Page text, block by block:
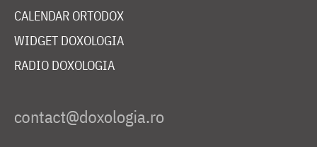
CALENDAR ORTODOX
WIDGET DOXOLOGIA
RADIO DOXOLOGIA